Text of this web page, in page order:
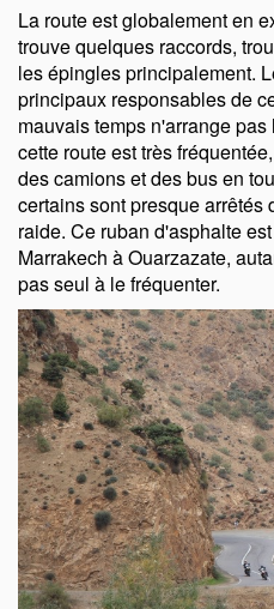
La route est globalement en
trouve quelques raccords,
les épingles principalement.
principaux responsables de
mauvais temps n'arrange
cette route est très
des camions et des bus en
certains sont presque arrêtés
raide. Ce ruban d'asphalte
Marrakech à Ouarzazate,
pas seul à le fréquenter.